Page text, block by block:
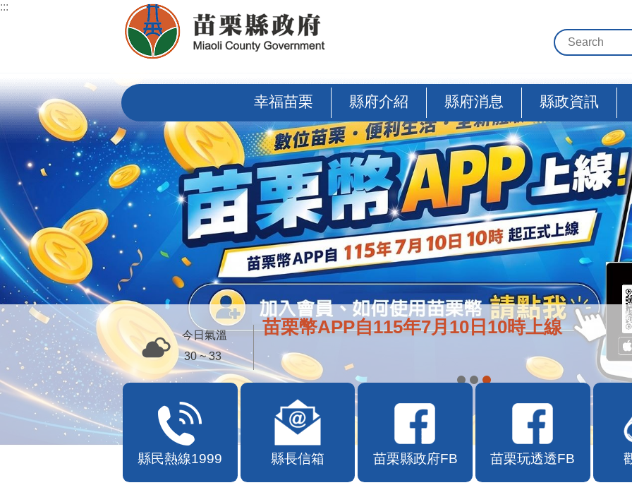
跳到主要內容區塊
:::
幸福苗栗 縣府介紹 縣府消息 縣政資訊
苗栗幣APP自115年7月10日10時上線
今日氣溫
30 ~ 33
縣民熱線1999 縣長信箱 苗栗縣政府FB 苗栗玩透透FB